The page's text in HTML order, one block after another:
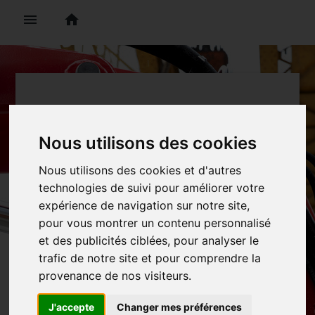
Nous utilisons des cookies
Nous utilisons des cookies et d'autres
technologies de suivi pour améliorer votre
expérience de navigation sur notre site,
pour vous montrer un contenu personnalisé
et des publicités ciblées, pour analyser le
trafic de notre site et pour comprendre la
provenance de nos visiteurs.
J'accepte Changer mes préférences
menu home
RC produit livré
La responsabilité civile produits
(ou après livraison) couvre la
responsabilité qui incombe à
l'entreprise du fait des
dommages causés à autrui par
les produits, après leur livraison,
ou par les travaux, après leur
exécution.